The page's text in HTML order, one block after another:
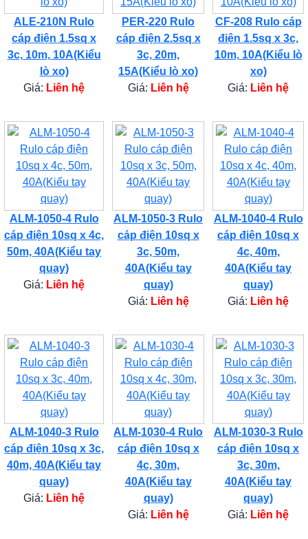
ALE-210N Rulo
cáp điện 1.5sq x
3c, 10m, 10A(Kiểu
lò xo)
Giá: Liên hệ
PER-220 Rulo
cáp điện 2.5sq x
3c, 20m,
15A(Kiểu lò xo)
Giá: Liên hệ
CF-208 Rulo cáp
điện 1.5sq x 3c,
10m, 10A(Kiểu lò
xo)
Giá: Liên hệ
ALM-1050-4 Rulo
cáp điện 10sq x 4c,
50m, 40A(Kiểu tay
quay)
Giá: Liên hệ
ALM-1050-3 Rulo
cáp điện 10sq x
3c, 50m,
40A(Kiểu tay
quay)
Giá: Liên hệ
ALM-1040-4 Rulo
cáp điện 10sq x
4c, 40m,
40A(Kiểu tay
quay)
Giá: Liên hệ
ALM-1040-3 Rulo
cáp điện 10sq x 3c,
40m, 40A(Kiểu tay
quay)
Giá: Liên hệ
ALM-1030-4 Rulo
cáp điện 10sq x
4c, 30m,
40A(Kiểu tay
quay)
Giá: Liên hệ
ALM-1030-3 Rulo
cáp điện 10sq x
3c, 30m,
40A(Kiểu tay
quay)
Giá: Liên hệ